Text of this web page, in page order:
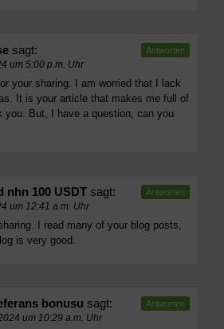
sagt:
um 5:00 p.m. Uhr
your sharing. I am worried that I lack
It is your article that makes me full of
you. But, I have a question, can you
Antworten
nhn 100 USDT sagt:
um 12:41 a.m. Uhr
I read many of your blog posts,
is very good.
Antworten
bonusu sagt:
um 10:29 a.m. Uhr
Antworten